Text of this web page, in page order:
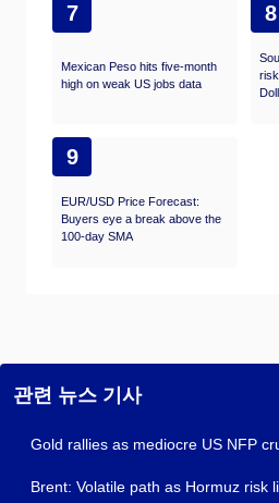
7
Mexican Peso hits five-month
high on weak US jobs data
8
9
EUR/USD Price Forecast:
Buyers eye a break above the
100-day SMA
관련 뉴스 기사
Gold rallies as mediocre US NFP
Brent: Volatile path as Hormuz risk